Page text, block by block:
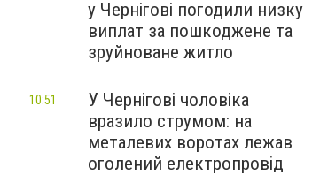
у Чернігові погодили низку
виплат за пошкоджене та
зруйноване житло
У Чернігові чоловіка
вразило струмом: на
металевих воротах лежав
оголений електропровід
10:51